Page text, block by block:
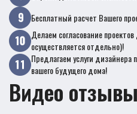
Бесплатный расчет Вашего
Делаем согласование
осуществляется отдельно)!
Предлагаем услуги дизайнера
вашего будущего дома!
Видео отзывы